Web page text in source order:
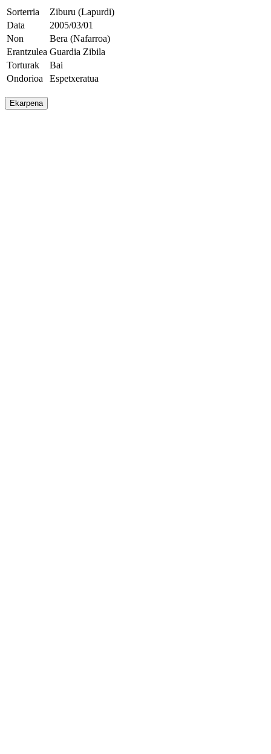
Sorterria
Ziburu (Lapurdi)
Data
2005/03/01
Non
Bera (Nafarroa)
Erantzulea Guardia Zibila
Torturak
Bai
Ondorioa
Espetxeratua